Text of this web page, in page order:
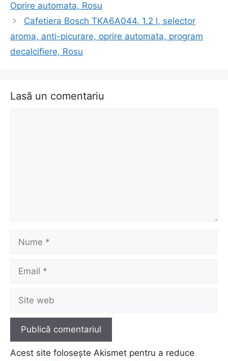
Oprire automata, Rosu
Cafetiera Bosch TKA6A044, 1.2 l, selector
aroma, anti-picurare, oprire automata, program
decalcifiere, Rosu
Lasă un comentariu
web
Acest site folosește Akismet pentru a reduce